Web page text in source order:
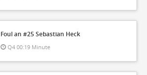
Foul an #25 Sebastian Heck
Q4 00:19 Minute